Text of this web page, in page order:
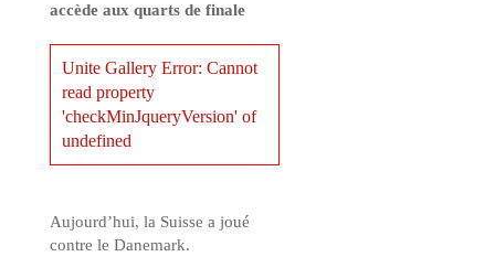
accède aux quarts de finale
Unite Gallery Error: Cannot
read property
'checkMinJqueryVersion' of
undefined
Aujourd’hui, la Suisse a joué
contre le Danemark.